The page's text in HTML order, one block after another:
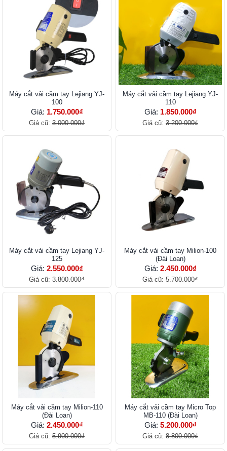
Máy cắt vải cầm tay Lejiang YJ-
100
Giá: 1.750.000₫
Giá cũ: 3.000.000₫
Máy cắt vải cầm tay Lejiang YJ-
110
Giá: 1.850.000₫
Giá cũ: 3.200.000₫
Máy cắt vải cầm tay Lejiang YJ-
125
Giá: 2.550.000₫
Giá cũ: 3.800.000₫
Máy cắt vải cầm tay Milion-100
(Đài Loan)
Giá: 2.450.000₫
Giá cũ: 5.700.000₫
Máy cắt vải cầm tay Milion-110
(Đài Loan)
Giá: 2.450.000₫
Giá cũ: 5.900.000₫
Máy cắt vải cầm tay Micro Top
MB-110 (Đài Loan)
Giá: 5.200.000₫
Giá cũ: 8.800.000₫